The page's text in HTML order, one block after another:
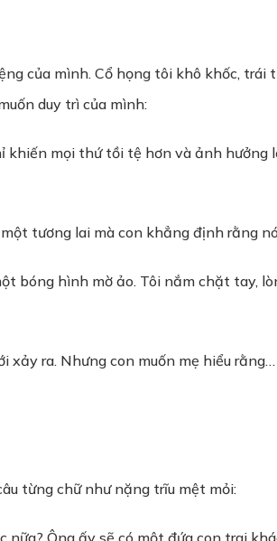
của mình. Cổ họng tôi khô khốc, trái
duy trì của mình:
khiến mọi thứ tồi tệ hơn và ảnh hưởng
tương lai mà con khẳng định rằng
bóng hình mờ ảo. Tôi nắm chặt tay,
ra. Nhưng con muốn mẹ hiểu
từng chữ như nặng trĩu mệt mỏi:
nữa? Ông ấy sẽ có một đứa con trai